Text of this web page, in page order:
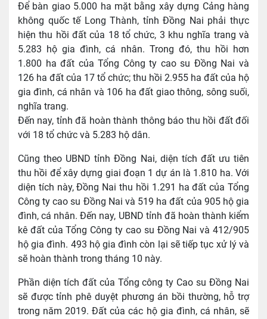
Để bàn giao 5.000 ha mặt bằng xây dựng Cảng hàng
không quốc tế Long Thành, tỉnh Đồng Nai phải thực
hiện thu hồi đất của 18 tổ chức, 3 khu nghĩa trang và
5.283 hộ gia đình, cá nhân. Trong đó, thu hồi hơn
1.800 ha đất của Tổng Công ty cao su Đồng Nai và
126 ha đất của 17 tổ chức; thu hồi 2.955 ha đất của hộ
gia đình, cá nhân và 106 ha đất giao thông, sông suối,
nghĩa trang.
Đến nay, tỉnh đã hoàn thành thông báo thu hồi đất đối
với 18 tổ chức và 5.283 hộ dân.
Cũng theo UBND tỉnh Đồng Nai, diện tích đất ưu tiên
thu hồi để xây dựng giai đoạn 1 dự án là 1.810 ha. Với
diện tích này, Đồng Nai thu hồi 1.291 ha đất của Tổng
Công ty cao su Đồng Nai và 519 ha đất của 905 hộ gia
đình, cá nhân. Đến nay, UBND tỉnh đã hoàn thành kiểm
kê đất của Tổng Công ty cao su Đồng Nai và 412/905
hộ gia đình. 493 hộ gia đình còn lại sẽ tiếp tục xử lý và
sẽ hoàn thành trong tháng 10 này.
Phần diện tích đất của Tổng công ty Cao su Đồng Nai
sẽ được tỉnh phê duyệt phương án bồi thường, hỗ trợ
trong năm 2019. Đất của các hộ gia đình, cá nhân, sẽ